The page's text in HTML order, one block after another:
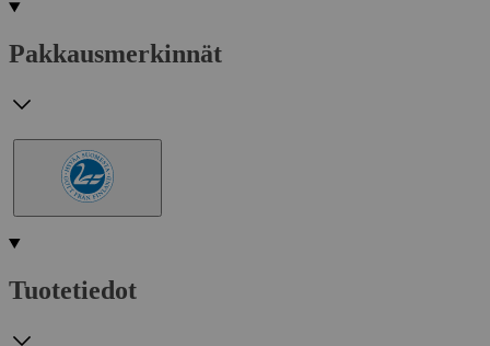
Pakkausmerkinnät
Tuotetiedot